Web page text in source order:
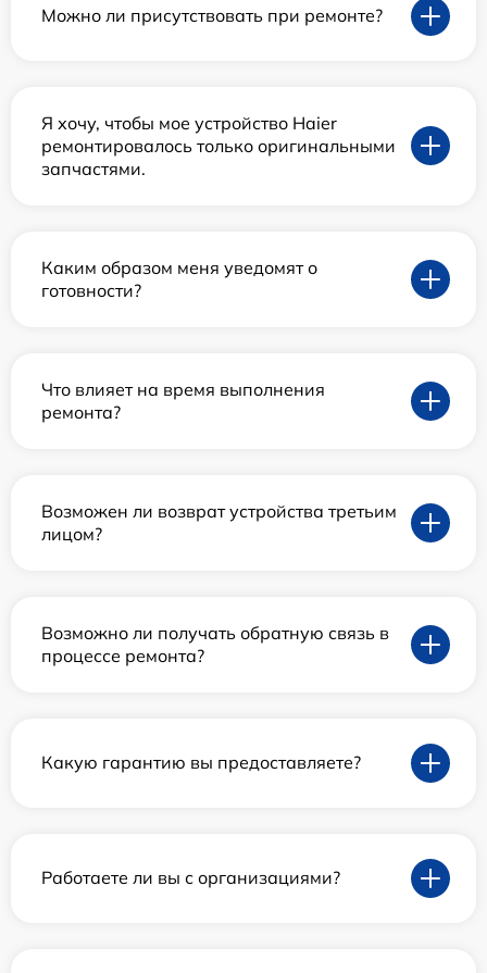
Можно ли присутствовать при ремонте?
Я хочу, чтобы мое устройство Haier
ремонтировалось только оригинальными
запчастями.
Каким образом меня уведомят о
готовности?
Что влияет на время выполнения
ремонта?
Возможен ли возврат устройства третьим
лицом?
Возможно ли получать обратную связь в
процессе ремонта?
Какую гарантию вы предоставляете?
Работаете ли вы с организациями?